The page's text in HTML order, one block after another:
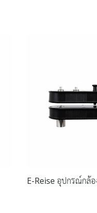
E-Reise อุปกรณ์กล้อ